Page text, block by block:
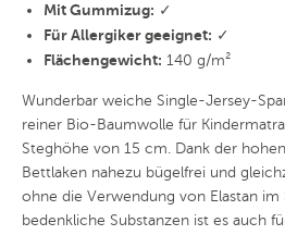
Mit Gummizug: ✓
Für Allergiker geeignet: ✓
Flächengewicht: 140 g/m²
Wunderbar weiche Single-Jersey-
reiner Bio-Baumwolle für
Steghöhe von 15 cm. Dank der
Bettlaken nahezu bügelfrei und
ohne die Verwendung von Elastan
bedenkliche Substanzen ist es auch